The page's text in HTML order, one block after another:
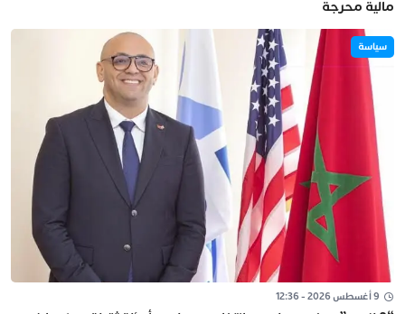
مالية محرجة
سياسة
9 أغسطس 2026 - 12:36